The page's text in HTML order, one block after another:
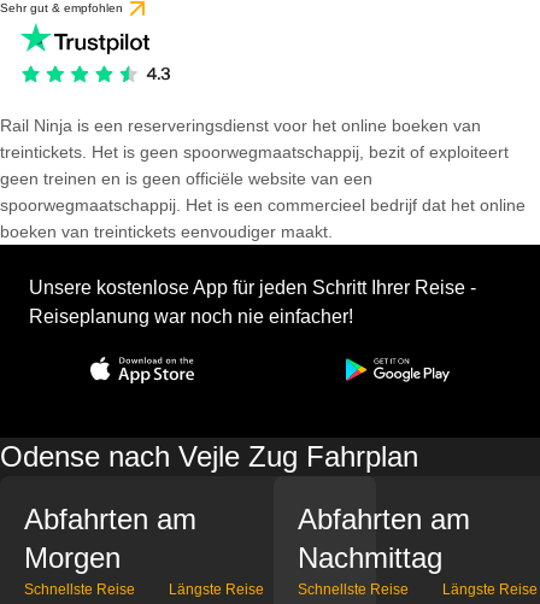
Sehr gut & empfohlen
Rail Ninja is een reserveringsdienst voor het online boeken van
treintickets. Het is geen spoorwegmaatschappij, bezit of exploiteert
geen treinen en is geen officiële website van een
spoorwegmaatschappij. Het is een commercieel bedrijf dat het online
boeken van treintickets eenvoudiger maakt.
Unsere kostenlose App für jeden Schritt Ihrer Reise -
Reiseplanung war noch nie einfacher!
Odense nach Vejle Zug Fahrplan
Abfahrten am
Morgen
Schnellste Reise Längste Reise
Abfahrten am
Nachmittag
Schnellste Reise Längste Reise